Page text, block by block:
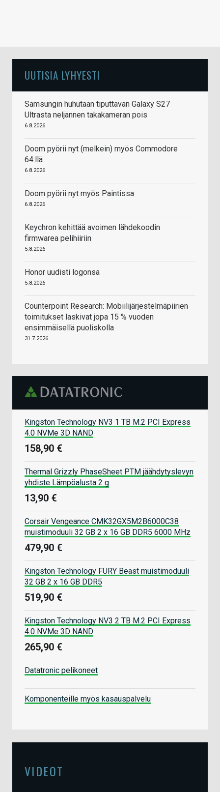
UUTISIA LYHYESTI
Samsungin huhutaan tiputtavan Galaxy S27
Ultrasta neljännen takakameran pois
6.8.2026
Doom pyörii nyt (melkein) myös Commodore
64:llä
6.8.2026
Doom pyörii nyt myös Paintissa
6.8.2026
Keychron kehittää avoimen lähdekoodin
firmwarea pelihiiriin
5.8.2026
Honor uudisti logonsa
5.8.2026
Counterpoint Research: Mobiilijärjestelmäpiirien
toimitukset laskivat jopa 15 % vuoden
ensimmäisellä puoliskolla
31.7.2026
Kingston Technology NV3 1 TB M.2 PCI Express
4.0 NVMe 3D NAND
158,90 €
Thermal Grizzly PhaseSheet PTM jäähdytyslevyn
yhdiste Lämpöalusta 2 g
13,90 €
Corsair Vengeance CMK32GX5M2B6000C38
muistimoduuli 32 GB 2 x 16 GB DDR5 6000 MHz
479,90 €
Kingston Technology FURY Beast muistimoduuli
32 GB 2 x 16 GB DDR5
519,90 €
Kingston Technology NV3 2 TB M.2 PCI Express
4.0 NVMe 3D NAND
265,90 €
Datatronic pelikoneet
Komponenteille myös kasauspalvelu
VIDEOT